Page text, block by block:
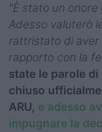
Premiership
Champions
Challenge Cup
World Rugby
Rugby World
"È stato un onore
Adesso valuterò
rattristato di aver
rapporto con la
state le parole di
chiuso
ARU, e adesso
impugnare la